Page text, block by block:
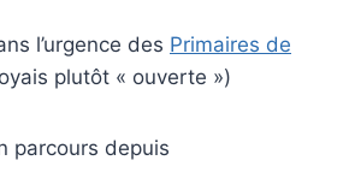
l’urgence des Primaires de
plutôt « ouverte »)
parcours depuis